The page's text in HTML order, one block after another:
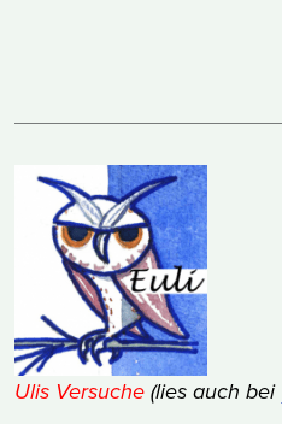
Ulis Versuche(lies auch bei